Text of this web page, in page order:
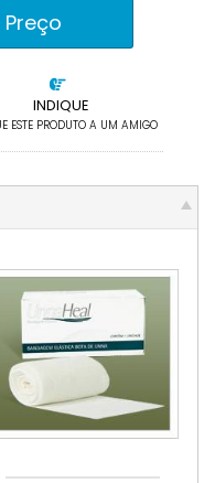
INDIQUE
ESTE PRODUTO A UM AMIGO